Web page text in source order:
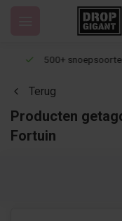
500+ snoepsoorten
Terug
Producten
Fortuin